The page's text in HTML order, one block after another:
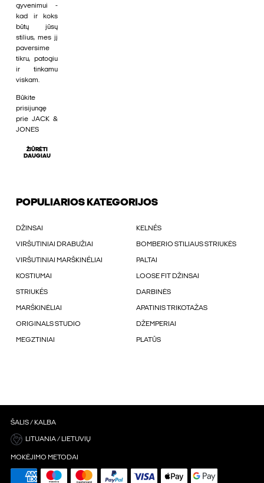
gyvenimui -
kad ir koks
būtų jūsų
stilius, mes jį
paversime
tikru, patogiu
ir tinkamu
viskam.
Būkite
prisijungę
prie JACK &
JONES
ŽIŪRĖTI
DAUGIAU
POPULIARIOS KATEGORIJOS
DŽINSAI KELNÉS
VIRŠUTINIAI DRABUŽIAI BOMBERIO STILIAUS STRIUKĖS
VIRŠUTINIAI MARŠKINÉLIAI PALTAI
KOSTIUMAI LOOSE FIT DŽINSAI
STRIUKÉS DARBINĖS
MARŠKINĖLIAI APATINIS TRIKOTAŽAS
ORIGINALS STUDIO DŽEMPERIAI
MEGZTINIAI PLATŪS
ŠALIS / KALBA
LITUANIA / LIETUVIŲ
MOKĖJIMO METODAI